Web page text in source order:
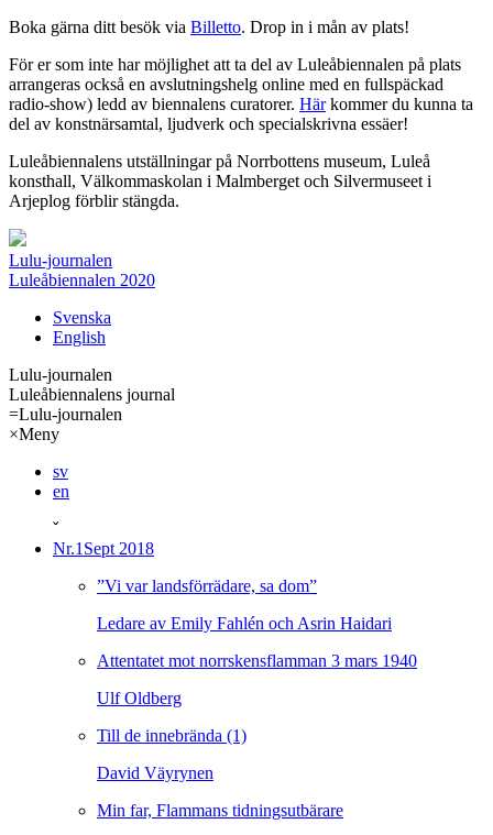
Boka gärna ditt besök via Billetto. Drop in i mån av plats!
För er som inte har möjlighet att ta del av Luleåbiennalen på plats
arrangeras också en avslutningshelg online med en fullspäckad
radio-show) ledd av biennalens curatorer. Härkommer du kunna ta
del av konstnärsamtal, ljudverk och specialskrivna essäer!
Luleåbiennalens utställningar på Norrbottens museum, Luleå
konsthall, Välkommaskolan i Malmberget och Silvermuseet i
Arjeplog förblir stängda.
Lulu-journalen
Luleåbiennalen 2020
Svenska
English
Lulu-journalen
Luleåbiennalens journal
=Lulu-journalen
×Meny
sv
en
ˇ
Nr.1 Sept 2018
”Vi var landsförrädare, sa dom”
Ledare av Emily Fahlén och Asrin Haidari
Attentatet mot norrskensflamman 3 mars 1940
Ulf Oldberg
Till de innebrända (1)
David Väyrynen
Min far, Flammans tidningsutbärare